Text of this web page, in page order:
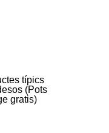
típics
(Pots
gratis)